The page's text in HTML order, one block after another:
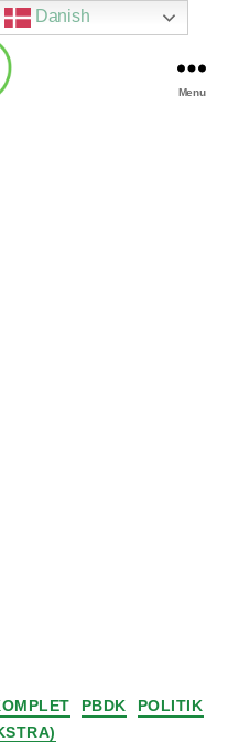
Menu
PBDK
POLITIK
Danish